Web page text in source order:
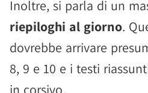
Inoltre, si parla di un
riepiloghi al giorno.
dovrebbe arrivare
8, 9 e 10 e i testi
in corsivo.